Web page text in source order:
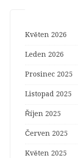
Květen 2026
Leden 2026
Prosinec 2025
Listopad 2025
Říjen 2025
Červen 2025
Květen 2025